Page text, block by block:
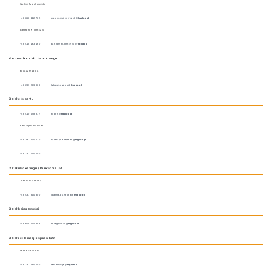
Walery Majcherczyk
+48 660 442 782 walery.majcherczyk @fnglob.pl
Bartłomiej Tomczyk
+48 518 193 160 bartlomiej.tomczyk @fnglob.pl
Kierownik działu handlowego
Łukasz Kubica
+48 693 203 000 lukasz.kubica@fnglob.pl
Dział eksportu
+48 510 528 877 export @fnglob.pl
Katarzyna Radwan
+48 791 200 420 katarzyna.radwan @fnglob.pl
+48 731 740 600
Dział marketingu / Drukarnia UV
Joanna Piasecka
+48 537 850 300 joanna.piasecka@fnglob.pl
Dział księgowości
+48 609 444 893 ksiegowosc @fnglob.pl
Dział reklamacji i spraw ISO
Iwona Sekulska
+48 731 480 500 reklamacje @fnglob.pl